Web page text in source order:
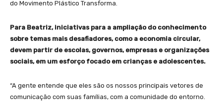
do Movimento Plástico Transforma.
Para Beatriz, iniciativas para a ampliação do conhecimento
sobre temas mais desafiadores, como a economia circular,
devem partir de escolas, governos, empresas e organizações
sociais, em um esforço focado em crianças e adolescentes.
“A gente entende que eles são os nossos principais vetores de
comunicação com suas famílias, com a comunidade do entorno.